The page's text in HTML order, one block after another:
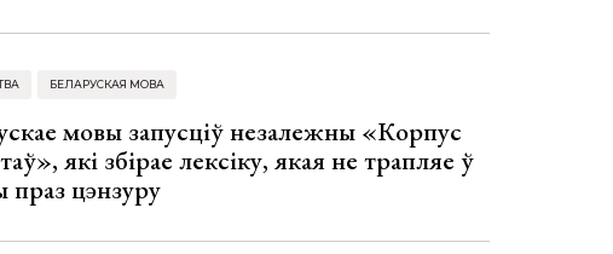
БЕЛАРУСКАЯ МОВА
мовы запусціў незалежны «Корпус
які збірае лексіку, якая не трапляе ў
праз цэнзуру